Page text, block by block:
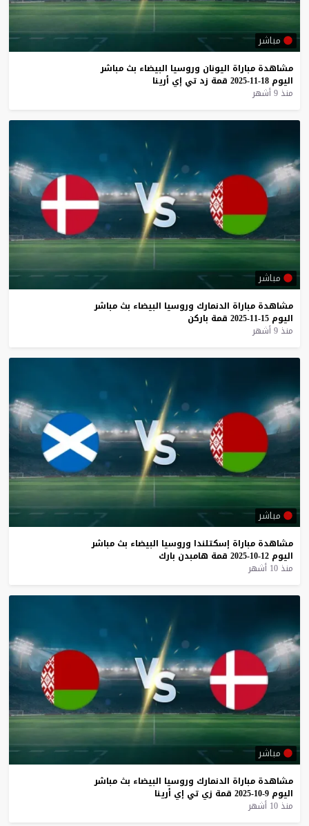
مباشر
مشاهدة مباراة اليونان وروسيا البيضاء بث مباشر
اليوم 18-11-2025 قمة زد تي إي أرينا
منذ 9 أشهر
مباشر
مشاهدة مباراة الدنمارك وروسيا البيضاء بث مباشر
اليوم 15-11-2025 قمة باركن
منذ 9 أشهر
مباشر
مشاهدة مباراة إسكتلندا وروسيا البيضاء بث مباشر
اليوم 12-10-2025 قمة هامبدن بارك
منذ 10 أشهر
مباشر
مشاهدة مباراة الدنمارك وروسيا البيضاء بث مباشر
اليوم 9-10-2025 قمة زي تي إي أرينا
منذ 10 أشهر